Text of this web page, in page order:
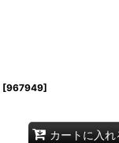
[967949]
カートに入れ